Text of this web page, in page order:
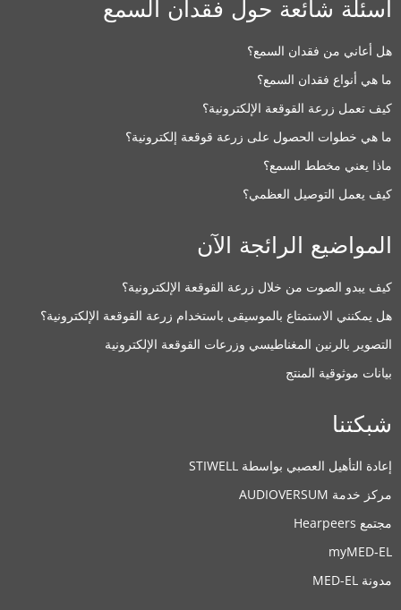
أسئلة شائعة حول فقدان السمع
هل أعاني من فقدان السمع؟
ما هي أنواع فقدان السمع؟
كيف تعمل زرعة القوقعة الإلكترونية؟
ما هي خطوات الحصول على زرعة قوقعة إلكترونية؟
ماذا يعني مخطط السمع؟
كيف يعمل التوصيل العظمي؟
المواضيع الرائجة الآن
كيف يبدو الصوت من خلال زرعة القوقعة الإلكترونية؟
هل يمكنني الاستمتاع بالموسيقى باستخدام زرعة القوقعة الإلكترونية؟
التصوير بالرنين المغناطيسي وزرعات القوقعة الإلكترونية
بيانات موثوقية المنتج
شبكتنا
إعادة التأهيل العصبي بواسطة STIWELL
مركز خدمة AUDIOVERSUM
مجتمع Hearpeers
myMED‑EL
مدونة MED-EL